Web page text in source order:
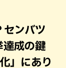
センバツ
成の鍵
」にあり